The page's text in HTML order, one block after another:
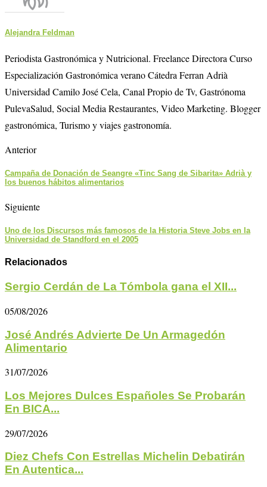
Alejandra Feldman
Periodista Gastronómica y Nutricional. Freelance Directora Curso
Especialización Gastronómica verano Cátedra Ferran Adrià
Universidad Camilo José Cela, Canal Propio de Tv, Gastrónoma
PulevaSalud, Social Media Restaurantes, Video Marketing. Blogger
gastronómica, Turismo y viajes gastronomía.
Anterior
Campaña de Donación de Seangre «Tinc Sang de Sibarita» Adrià y
los buenos hábitos alimentarios
Siguiente
Uno de los Discursos más famosos de la Historia Steve Jobs en la
Universidad de Standford en el 2005
Relacionados
Sergio Cerdán de La Tómbola gana el XII...
05/08/2026
José Andrés Advierte De Un Armagedón
Alimentario
31/07/2026
Los Mejores Dulces Españoles Se Probarán
En BICA...
29/07/2026
Diez Chefs Con Estrellas Michelin Debatirán
En Autentica...